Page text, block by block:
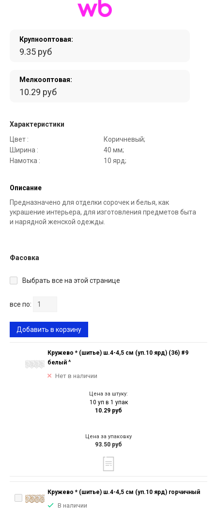
Крупнооптовая:
9.35 руб
Мелкооптовая:
10.29 руб
Характеристики
Цвет :
Коричневый;
Ширина :
40 мм;
Намотка :
10 ярд;
Описание
Предназначено для отделки сорочек и белья, как
украшение интерьера, для изготовления предметов быта
и нарядной женской одежды.
Фасовка
Выбрать все на этой странице
все по:
Добавить в корзину
Кружево * (шитье) ш.4-4,5 см (уп.10 ярд) (36) #9
белый ^
Нет в наличии
Цена за штуку:
10 уп в 1 упак
10.29 руб
Цена за упаковку
93.50 руб
Кружево * (шитье) ш.4-4,5 см (уп.10 ярд) горчичный
В наличии